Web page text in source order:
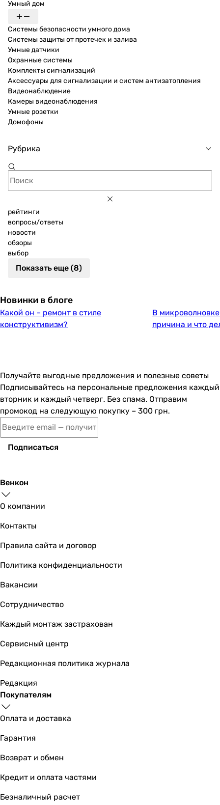
Умный дом
Системы безопасности умного дома
Системы защиты от протечек и залива
Умные датчики
Охранные системы
Комплекты сигнализаций
Аксессуары для сигнализации и систем антизатопления
Видеонаблюдение
Камеры видеонаблюдения
Умные розетки
Домофоны
Рубрика
рейтинги
вопросы/ответы
новости
обзоры
выбор
Показать еще (8)
Новинки в блоге
Какой он – ремонт в стиле
конструктивизм?
В
причина и что
Получайте выгодные предложения и полезные советы
Подписывайтесь на персональные предложения каждый
вторник и каждый четверг. Без спама. Отправим
промокод на следующую покупку – 300 грн.
Подписаться
Венкон
О компании
Контакты
Правила сайта и договор
Политика конфиденциальности
Вакансии
Сотрудничество
Каждый монтаж застрахован
Сервисный центр
Редакционная политика журнала
Редакция
Покупателям
Оплата и доставка
Гарантия
Возврат и обмен
Кредит и оплата частями
Безналичный расчет